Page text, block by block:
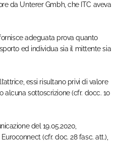
da Unterer Gmbh, che ITC aveva
adeguata prova quanto
ed individua sia il mittente sia
essi risultano privi di valore
alcuna sottoscrizione (cfr. docc. 10
del 19.05.2020,
(cfr. doc. 28 fasc. att.),